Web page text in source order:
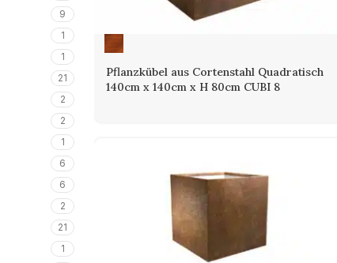
Pflanzkübel aus Cortenstahl Quadratisch
140cm x 140cm x H 80cm CUBI 8
9
1
1
21
2
2
1
6
6
2
21
1